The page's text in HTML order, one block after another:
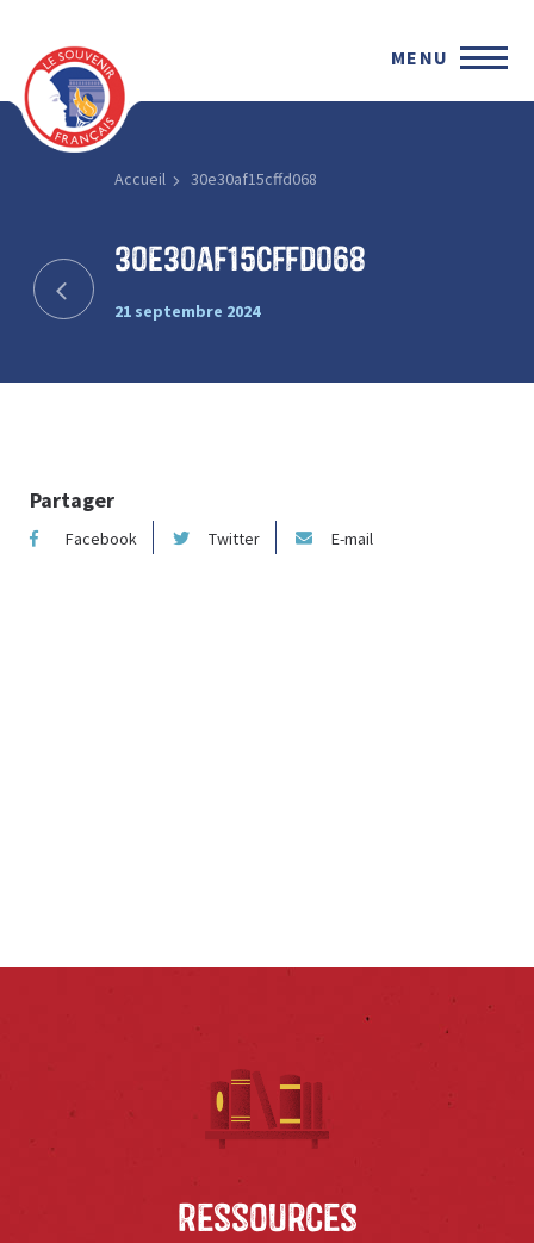
MENU
Accueil 30e30af15cffd068
30e30af15cffd068
21 septembre 2024
Partager
Facebook Twitter E-mail
Ressources